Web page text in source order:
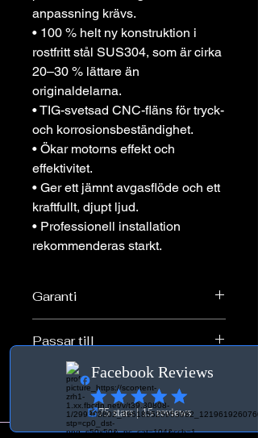
anpassning krävs.
• 100 % helt ny konstruktion i
rostfritt stål SUS304, som är cirka
20–30 % lättare än
originaldelarna.
• TIG-svetsad CNC-fläns för tryck-
och korrosionsbeständighet.
• Ökar motorns effekt och
effektivitet.
• Ger ett jämnt avgasflöde och ett
kraftfullt, djupt ljud.
• Professionell installation
rekommenderas starkt.
Garanti
Passar till
Mercedes - W167 GLC63 AMG 2017-